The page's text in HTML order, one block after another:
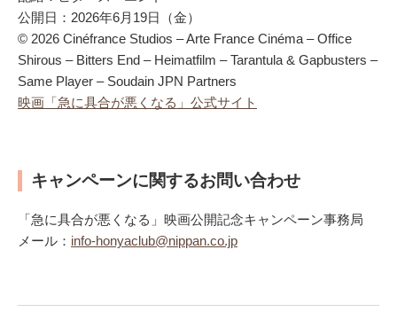
公開日：2026年6月19日（金）
© 2026 Cinéfrance Studios – Arte France Cinéma – Office
Shirous – Bitters End – Heimatfilm – Tarantula & Gapbusters –
Same Player – Soudain JPN Partners
映画「急に具合が悪くなる」公式サイト
キャンペーンに関するお問い合わせ
「急に具合が悪くなる」映画公開記念キャンペーン事務局
メール： info-honyaclub@nippan.co.jp